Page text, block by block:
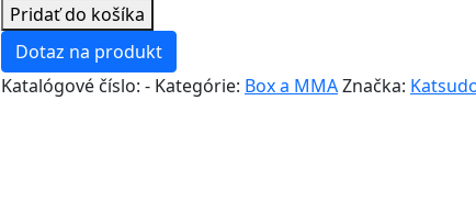
Pridať do košíka
Dotaz na produkt
Katalógové číslo: - Kategórie: Box a MMAZnačka: